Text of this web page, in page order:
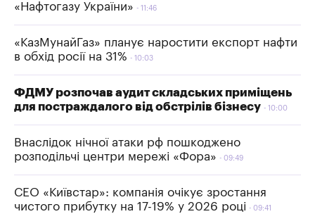
«Нафтогазу України» 11:46
«КазМунайГаз» планує наростити експорт нафти
в обхід росії на 31%
10:03
ФДМУ розпочав аудит складських приміщень
для постраждалого від обстрілів бізнесу
10:00
Внаслідок нічної атаки рф пошкоджено
розподільчі центри мережі «Фора»
09:49
СЕО «Київстар»: компанія очікує зростання
чистого прибутку на 17-19% у 2026 році
09:41